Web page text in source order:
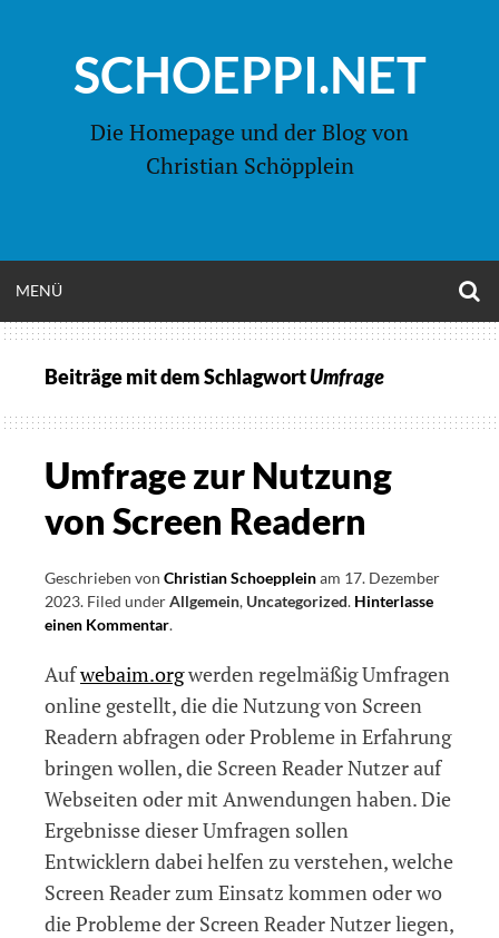
springenSCHOEPPI.NET
Die Homepage und der Blog von
Christian Schöpplein
MENÜ
Beiträge mit dem SchlagwortUmfrage
Umfrage zur Nutzung
von Screen Readern
Geschrieben von Christian Schoeppleinam 17. Dezember
2023. Filed underAllgemein, Uncategorized. Hinterlasse
einen Kommentaron
zur
Nutzung
von
Screen
Readern
.
Aufwebaim.orgwerden regelmäßig Umfragen
online gestellt, die die Nutzung von Screen
Readern abfragen oder Probleme in Erfahrung
bringen wollen, die Screen Reader Nutzer auf
Webseiten oder mit Anwendungen haben. Die
Ergebnisse dieser Umfragen sollen
Entwicklern dabei helfen zu verstehen, welche
Screen Reader zum Einsatz kommen oder wo
die Probleme der Screen Reader Nutzer liegen,